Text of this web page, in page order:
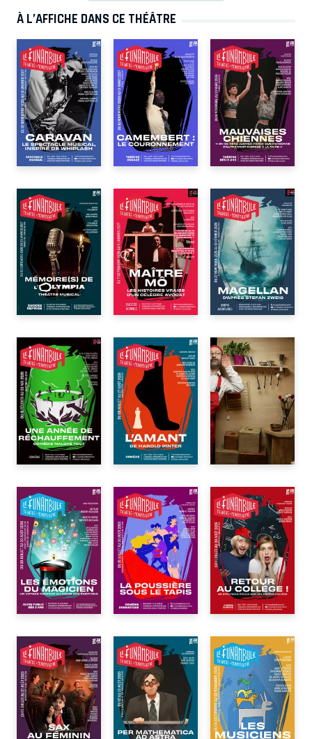
À L’AFFICHE DANS CE THÉÂTRE